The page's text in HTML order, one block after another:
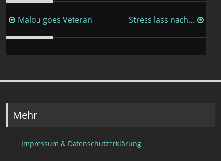
Beitragsnavigation
Malou goes Veteran Stress lass nach…
Mehr
Impressum & Datenschutzerklärung